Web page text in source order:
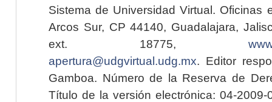
Sistema de Universidad Virtual. Oficinas
Arcos Sur, CP 44140, Guadalajara,
ext. 18775,
apertura@udgvirtual.udg.mx. Editor
Gamboa. Número de la Reserva de
Título de la versión electrónica: 04-2009-